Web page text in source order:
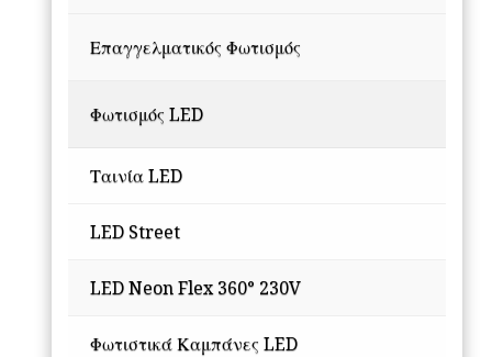
Επαγγελματικός Φωτισμός
Φωτισμός LED
Ταινία LED
LED Street
LED Neon Flex 360° 230V
Φωτιστικά Καμπάνες LED